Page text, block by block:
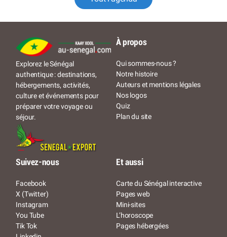
Explorez le Sénégal
authentique : destinations,
hébergements, activités,
culture et événements pour
préparer votre voyage ou
séjour.
À propos
Qui sommes-nous ?
Notre histoire
Auteurs et mentions légales
Nos logos
Quiz
Plan du site
Suivez-nous
Facebook
X (Twitter)
Instagram
You Tube
Tik Tok
Et aussi
Carte du Sénégal interactive
Pages web
Mini-sites
L’horoscope
Pages hébergées